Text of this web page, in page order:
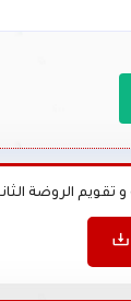
تقويم الروضة